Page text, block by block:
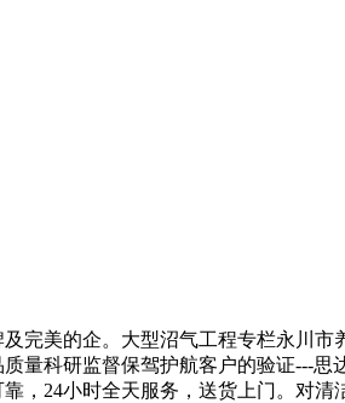
美的企。大型沼气工程专栏永川市
量科研监督保驾护航客户的验证---思
，24小时全天服务，送货上门。对清